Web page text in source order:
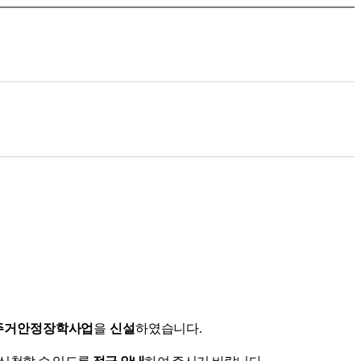
거안정장학사업 을 신설하였습니다.